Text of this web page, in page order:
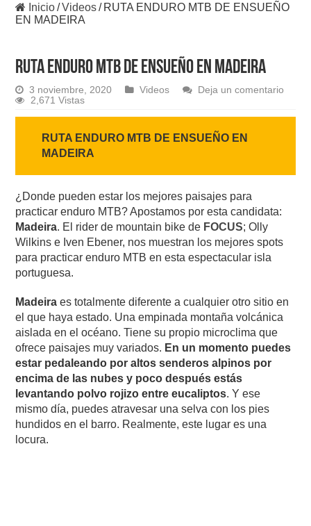
Inicio/Videos/ RUTA ENDURO MTB DE ENSUEÑO
EN MADEIRA
RUTA ENDURO MTB DE ENSUEÑO EN MADEIRA
3 noviembre, 2020 Videos
Deja un comentario
2,671 Vistas
RUTA ENDURO MTB DE ENSUEÑO EN
MADEIRA
¿Donde pueden estar los mejores paisajes para
practicar enduro MTB? Apostamos por esta candidata:
Madeira. El rider de mountain bike de FOCUS; Olly
Wilkins e Iven Ebener, nos muestran los mejores spots
para practicar enduro MTB en esta espectacular isla
portuguesa.
Madeira es totalmente diferente a cualquier otro sitio en
el que haya estado. Una empinada montaña volcánica
aislada en el océano. Tiene su propio microclima que
ofrece paisajes muy variados. En un momento puedes
estar pedaleando por altos senderos alpinos por
encima de las nubes y poco después estás
levantando polvo rojizo entre eucaliptos. Y ese
mismo día, puedes atravesar una selva con los pies
hundidos en el barro. Realmente, este lugar es una
locura.